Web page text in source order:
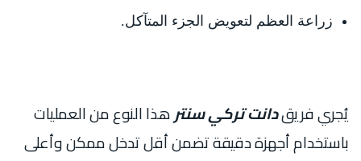
زراعة العظم لتعويض الجزء المتآكل.
يُجري فريقدانت تركي سنترهذا النوع من العمليات
باستخدام أجهزة دقيقة تضمن أقل تدخل ممكن وأعلى